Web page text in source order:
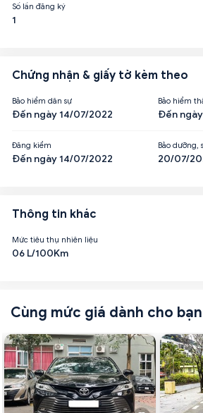
Số lần đăng ký
1
Chứng nhận & giấy tờ kèm theo
Bảo hiểm dân sự
Đến ngày 14/07/2022
Bảo hiểm
Đến
Đăng kiểm
Đến ngày 14/07/2022
Bảo dưỡng,
20/07/
Thông tin khác
Mức tiêu thụ nhiên liệu
06 L/100Km
Cùng mức giá dành cho bạn